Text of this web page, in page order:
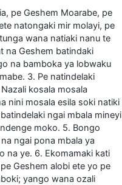
pe Geshem Moarabe, pe
natongaki mir molayi, pe
wana natiaki nanu te
na Geshem batindaki
na bamboka ya lobwaku
3. Pe natindelaki
kosala mosala
nini mosala esila soki natiki
ngai mbala mineyi
moko. 5. Bongo
ngai pona mbala ya
na ye. 6. Ekomamaki kati
Geshem alobi ete yo pe
yango wana ozali